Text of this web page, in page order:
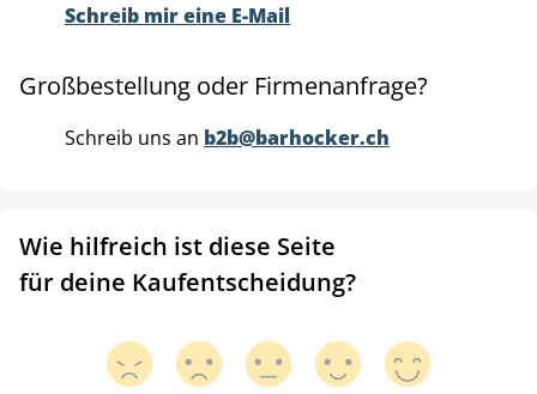
Schreib mir eine E-Mail
Großbestellung oder Firmenanfrage?
Schreib uns an b2b@barhocker.ch
Wie hilfreich ist diese Seite
für deine Kaufentscheidung?